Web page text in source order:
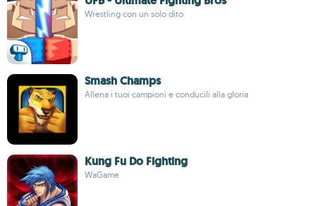
Wrestling con un solo dito
Smash Champs
Allena i tuoi campioni e conducili alla gloria
Kung Fu Do Fighting
WaGame